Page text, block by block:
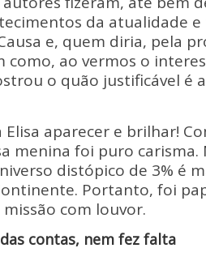
da atualidade
e, quem diria, pela
como, ao vermos o
o quão justificável é
Elisa aparecer e brilhar!
menina foi puro
distópico de 3% é
Portanto, foi
com louvor.
contas, nem fez falta